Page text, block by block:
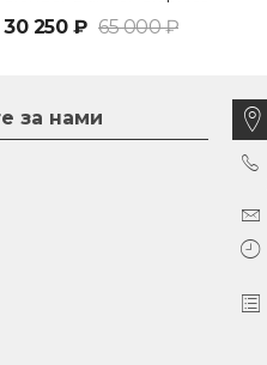
30 250 ₽ 65 000 ₽
за нами